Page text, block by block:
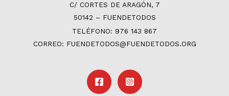
C/ CORTES DE ARAGÓN, 7
50142 – FUENDETODOS
TELÉFONO: 976 143 867
CORREO: FUENDETODOS@FUENDETODOS.ORG